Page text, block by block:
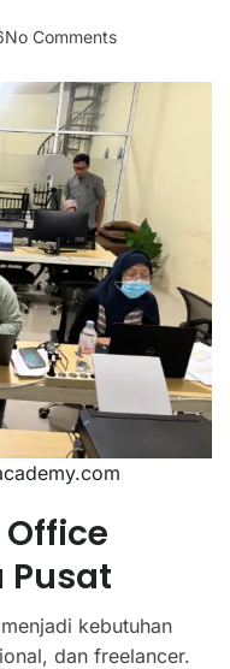
No Comments
Pusat
kebutuhan
dan freelancer.